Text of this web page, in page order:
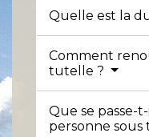
Quelle est la
Comment
tutelle ?
Que se passe-
personne sous